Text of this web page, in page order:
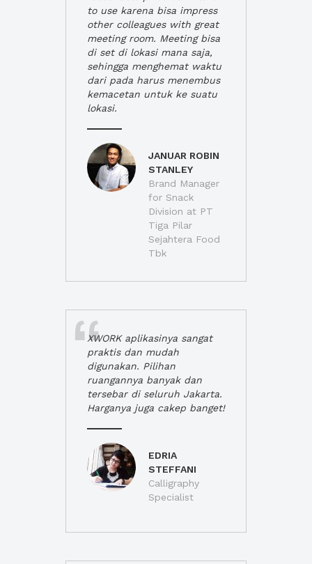
to use karena bisa impress
other colleagues with great
meeting room. Meeting bisa
di set di lokasi mana saja,
sehingga menghemat waktu
dari pada harus menembus
kemacetan untuk ke suatu
lokasi.
JANUAR ROBIN
STANLEY
Brand Manager
for Snack
Division at PT
Tiga Pilar
Sejahtera Food
Tbk
XWORK aplikasinya sangat
praktis dan mudah
digunakan. Pilihan
ruangannya banyak dan
tersebar di seluruh Jakarta.
Harganya juga cakep banget!
EDRIA
STEFFANI
Calligraphy
Specialist